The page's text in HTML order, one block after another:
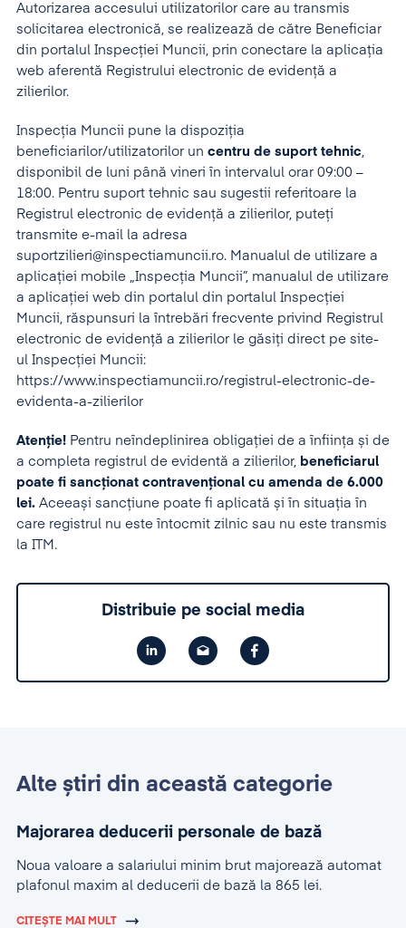
Autorizarea accesului utilizatorilor care au transmis
solicitarea electronică, se realizează de către Beneficiar
din portalul Inspecției Muncii, prin conectare la aplicația
web aferentă Registrului electronic de evidență a
zilierilor.
Inspecția Muncii pune la dispoziția
beneficiarilor/utilizatorilor un centru de suport tehnic,
disponibil de luni până vineri în intervalul orar 09:00 –
18:00. Pentru suport tehnic sau sugestii referitoare la
Registrul electronic de evidență a zilierilor, puteți
transmite e-mail la adresa
suportzilieri@inspectiamuncii.ro. Manualul de utilizare a
aplicației mobile „Inspecția Muncii”, manualul de utilizare
a aplicației web din portalul din portalul Inspecției
Muncii, răspunsuri la întrebări frecvente privind Registrul
electronic de evidență a zilierilor le găsiți direct pe site-
ul Inspecției Muncii:
https://www.inspectiamuncii.ro/registrul-electronic-de-
evidenta-a-zilierilor
Atenție! Pentru neîndeplinirea obligației de a înființa și de
a completa registrul de evidentă a zilierilor, beneficiarul
poate fi sancționat contravențional cu amenda de 6.000
lei. Aceeași sancțiune poate fi aplicată și în situația în
care registrul nu este întocmit zilnic sau nu este transmis
la ITM.
Distribuie pe social media
Alte știri din această categorie
Majorarea deducerii personale de bază
Noua valoare a salariului minim brut majorează automat
plafonul maxim al deducerii de bază la 865 lei.
CITEȘTE MAI MULT